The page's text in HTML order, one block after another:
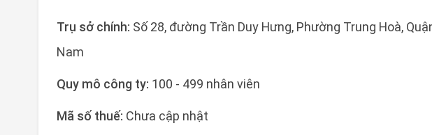
Trụ sở chính: Số 28, đường Trần Duy Hưng, Phường Trung Hoà,
Nam
Quy mô công ty: 100 - 499 nhân viên
Mã số thuế: Chưa cập nhật